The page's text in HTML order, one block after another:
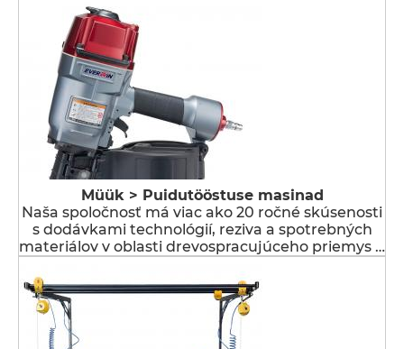
Müük > Puidutööstuse masinad
Naša spoločnosť má viac ako 20 ročné skúsenosti
s dodávkami technológií, reziva a spotrebných
materiálov v oblasti drevospracujúceho priemys …